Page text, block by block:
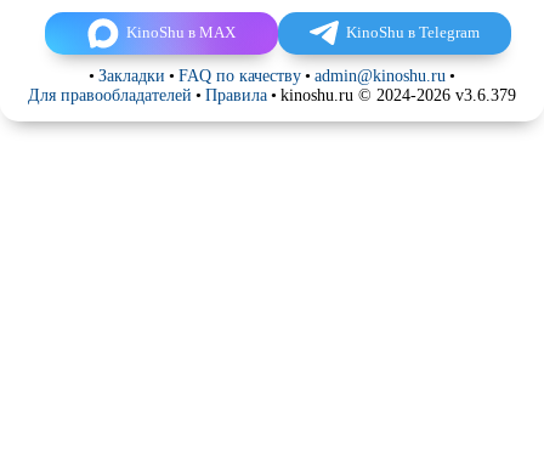
KinoShu в MAX KinoShu в Telegram
• Закладки • FAQ по качеству • admin@kinoshu.ru •
Для правообладателей • Правила • kinoshu.ru © 2024-2026 v3.6.379